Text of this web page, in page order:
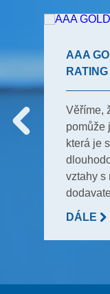
AAA
Věříme,
pomůže
která je
vztahy s
DÁLE